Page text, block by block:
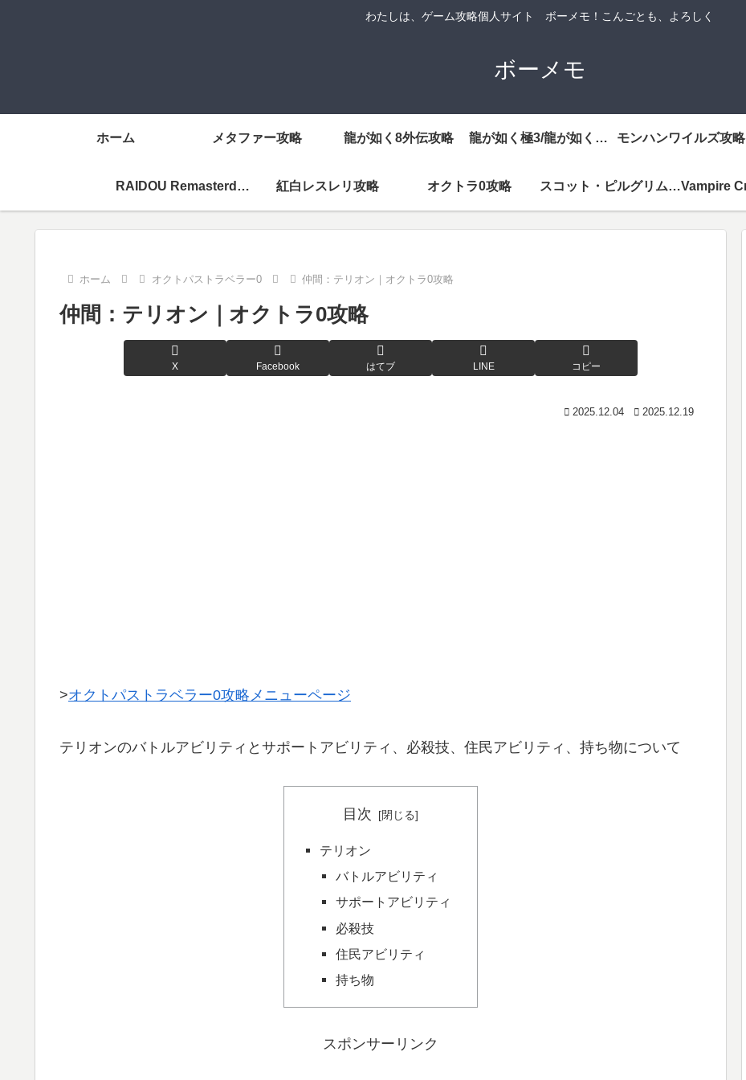
わたしは、ゲーム攻略個人サイト ボーメモ！こんごとも、よろしく
ボーメモ
ホーム メタファー攻略 龍が如く8外伝攻略 龍が如く極3/龍が如く3外伝DarkTies攻略 モンハンワイルズ攻略
RAIDOU Remasterd攻略メニューページ 紅白レスレリ攻略 オクトラ0攻略 スコット・ピルグリムEX攻略
ホーム オクトパストラベラー0 仲間：テリオン｜オクトラ0攻略
仲間：テリオン｜オクトラ0攻略
X Facebook はてブ LINE コピー
2025.12.04 2025.12.19
>オクトパストラベラー0攻略メニューページ
テリオンのバトルアビリティとサポートアビリティ、必殺技、住民アビリティ、持ち物について
目次
テリオン
バトルアビリティ
サポートアビリティ
必殺技
住民アビリティ
持ち物
スポンサーリンク